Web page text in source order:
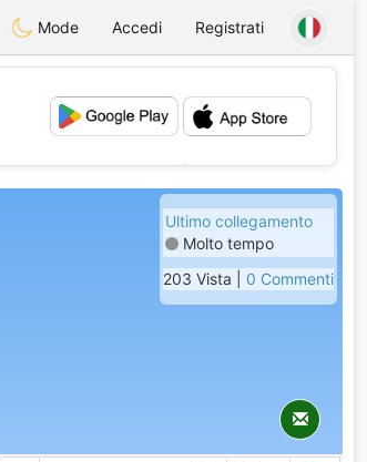
Mode Accedi Registrati
💕
Ultimo collegamento
Molto tempo
203 Vista | 0 Commenti